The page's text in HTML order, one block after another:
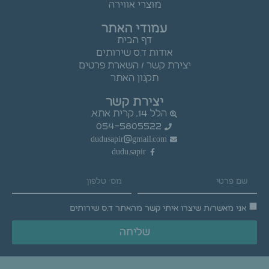
מוצרי אווירה
עמודי האתר
דף הבית
אודות ד.ס שירותים
יצירת קשר / השארת פרטים
תקנון האתר
יצירת קשר
הלל 14, קרית אתא.
054-5805522
dudusapir@gmail.com
dudu.sapir
אני מאשר/ת שיצרו איתי קשר מהאתר ד.ס שירותים
שליחה